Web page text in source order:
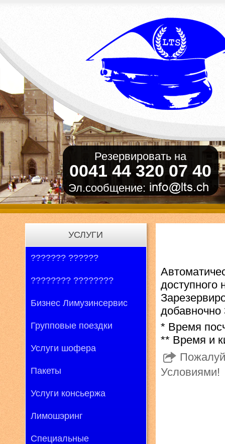
Резервировать на
0041 44 320 07 40
Эл.сообщение:
УСЛУГИ
??????? ??????
???????? ????????
Бизнес Лимузинсервис
Групповые поездки
Услуги шофера
Пакеты
Услуги консьержа
Лимошэринг
Специальные
доступного
* Время
** Время и
Условиями!